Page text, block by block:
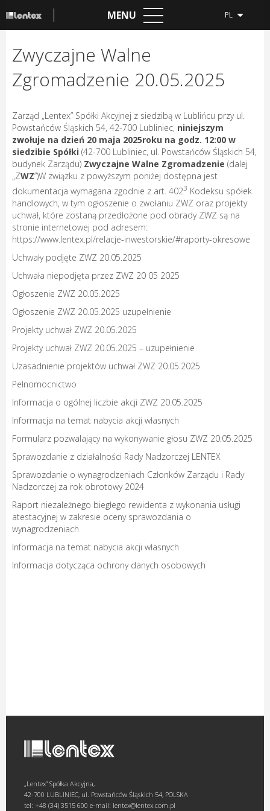
MENU PL
Zwyczajne Walne
Zgromadzenie 20.05.2025
Zarząd „Lentex” Spółki Akcyjnej z siedzibą w Lublińcu przy ul.
Powstańców Śląskich 54, 42-700 Lubliniec, niniejszym
zwołuje na dzień 20 maja 2025roku na godz. 12:00 w
siedzibie Spółki (42-700 Lubliniec, ul. Powstańców Śląskich 54,
budynek Zarządu) Zwyczajne Walne Zgromadzenie (dalej
„ZWZ”)W związku z powyższym poniżej dostępna jest
dokumentacja wymagana zgodnie z art. 4023 Kodeksu spółek
handlowych, w tym ogłoszenie o zwołaniu ZWZ oraz projekty
uchwał, które zostaną przedłożone pod obrady ZWZ są na
stronie internetowej pod adresem:
https://www.lentex.pl/relacje-inwestorskie/#raporty-okresowe
Uchwały podjęte ZWZ 20.05.2025
Uchwała niepodjęta przez ZWZ 20 05 2025
Ogłoszenie ZWZ 20.05.2025
Ogłoszenie ZWZ 20.05.2025 uzupełnienie
Projekty uchwał ZWZ 20.05.2025
Projekty uchwał ZWZ 20.05.2025 – uzupełnienie
Uzasadnienie projektów uchwał ZWZ 20.05.2025
Pełnomocnictwo
Informacja o ogólnej liczbie akcji ZWZ 20.05.2025
Informacja na temat nabycia akcji własnych
Formularz pozwalający na wykonywanie głosu ZWZ 20.05.2025
Sprawozdanie z działalności Rady Nadzorczej LENTEX
Sprawozdanie o wynagrodzeniach Członków Zarządu i Rady
Nadzorczej za rok obrotowy 2024
Raport niezależnego biegłego rewidenta z wykonania usługi
atestacyjnej w zakresie oceny sprawozdania o
wynagrodzeniach
Informacja na temat nabycia akcji własnych
Informacja dotycząca ochrony danych osobowych
„Lentex” Spółka Akcyjna,
42-700 LUBLINIEC, ul. Powstańców Śląskich 54, POLSKA
tel: +48 (34) 3515 600 e-mail: lentex@lentex.com.pl